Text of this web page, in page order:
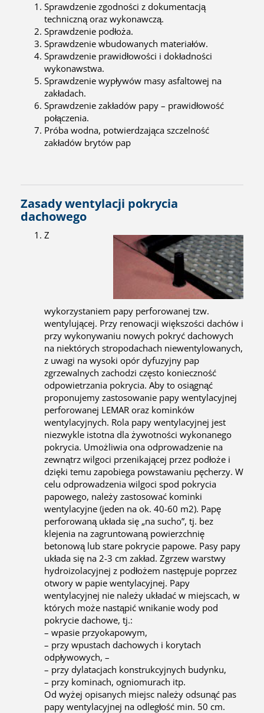
Sprawdzenie zgodności z dokumentacją
techniczną oraz wykonawczą.
Sprawdzenie podłoża.
Sprawdzenie wbudowanych materiałów.
Sprawdzenie prawidłowości i dokładności
wykonawstwa.
Sprawdzenie wypływów masy asfaltowej na
zakładach.
Sprawdzenie zakładów papy – prawidłowość
połączenia.
Próba wodna, potwierdzająca szczelność
zakładów brytów pap
Zasady wentylacji pokrycia
dachowego
Z
wykorzystaniem papy perforowanej tzw.
wentylującej. Przy renowacji większości dachów i
przy wykonywaniu nowych pokryć dachowych
na niektórych stropodachach niewentylowanych,
z uwagi na wysoki opór dyfuzyjny pap
zgrzewalnych zachodzi często konieczność
odpowietrzania pokrycia. Aby to osiągnąć
proponujemy zastosowanie papy wentylacyjnej
perforowanej LEMAR oraz kominków
wentylacyjnych. Rola papy wentylacyjnej jest
niezwykle istotna dla żywotności wykonanego
pokrycia. Umożliwia ona odprowadzenie na
zewnątrz wilgoci przenikającej przez podłoże i
dzięki temu zapobiega powstawaniu pęcherzy. W
celu odprowadzenia wilgoci spod pokrycia
papowego, należy zastosować kominki
wentylacyjne (jeden na ok. 40-60 m2). Papę
perforowaną układa się „na sucho”, tj. bez
klejenia na zagruntowaną powierzchnię
betonową lub stare pokrycie papowe. Pasy papy
układa się na 2-3 cm zakład. Zgrzew warstwy
hydroizolacyjnej z podłożem następuje poprzez
otwory w papie wentylacyjnej. Papy
wentylacyjnej nie należy układać w miejscach, w
których może nastąpić wnikanie wody pod
pokrycie dachowe, tj.:
– wpasie przyokapowym,
– przy wpustach dachowych i korytach
odpływowych, –
– przy dylatacjach konstrukcyjnych budynku,
– przy kominach, ogniomurach itp.
Od wyżej opisanych miejsc należy odsunąć pas
papy wentylacyjnej na odległość min. 50 cm.